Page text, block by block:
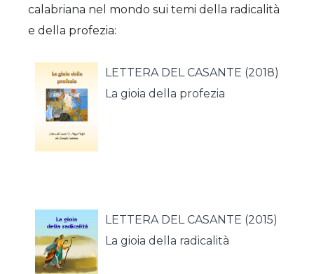
calabriana nel mondo sui temi della radicalità
e della profezia:
LETTERA DEL CASANTE (2018)
La gioia della profezia
LETTERA DEL CASANTE (2015)
La gioia della radicalità